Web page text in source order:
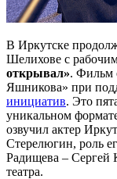
В Иркутске
Шелихове с
открывал». Фильм
Яшникова» при
инициатив. Это
уникальном
озвучил актер
Стерелюгин, роль
Радищева – Сергей
театра.